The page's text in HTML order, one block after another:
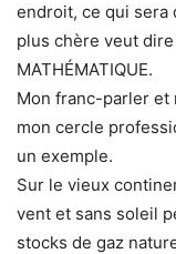
endroit, ce qui sera
plus chère veut
MATHÉMATIQUE.
Mon franc-parler
mon cercle
un exemple.
Sur le vieux
vent et sans soleil
stocks de gaz